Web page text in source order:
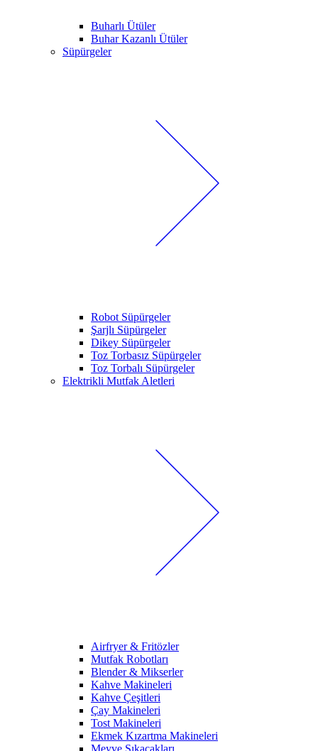
Buharlı Ütüler
Buhar Kazanlı Ütüler
Süpürgeler
Robot Süpürgeler
Şarjlı Süpürgeler
Dikey Süpürgeler
Toz Torbasız Süpürgeler
Toz Torbalı Süpürgeler
Elektrikli Mutfak Aletleri
Airfryer & Fritözler
Mutfak Robotları
Blender & Mikserler
Kahve Makineleri
Kahve Çeşitleri
Çay Makineleri
Tost Makineleri
Ekmek Kızartma Makineleri
Meyve Sıkacakları